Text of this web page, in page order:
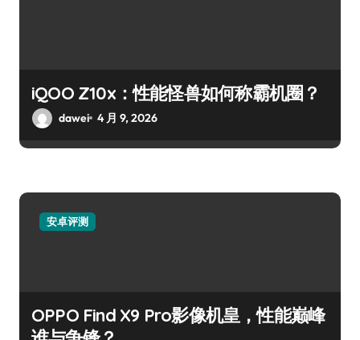
iQOO Z10x：性能怪兽如何称霸机圈？
dawei 4 月 9, 2026
安卓评测
OPPO Find X9 Pro影像机皇，性能巅峰